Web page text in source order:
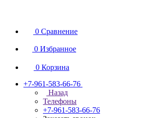
0 Сравнение
0 Избранное
0 Корзина
+7-961-583-66-76
Назад
Телефоны
+7-961-583-66-76